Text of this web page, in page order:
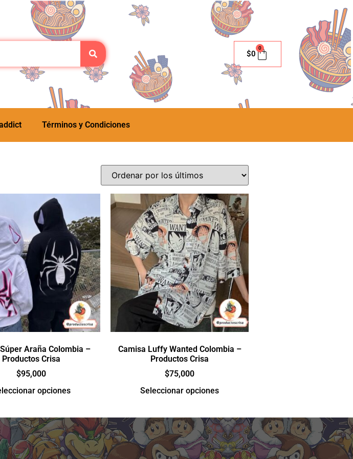
$0
0
Términos y Condiciones
Araña Colombia –
Productos Crisa
$95,000
opciones
Camisa Luffy Wanted Colombia –
Productos Crisa
$75,000
Seleccionar opciones